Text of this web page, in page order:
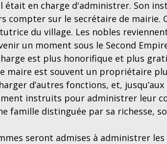
était en charge d'administrer. Son
compter sur le secrétaire de mairie.
du village. Les nobles
un moment sous le Second
est plus honorifique et plus
maire est souvent un propriétaire
d’autres fonctions, et,
instruits pour administrer leur
famille distinguée par sa richesse,
seront admises à administrer